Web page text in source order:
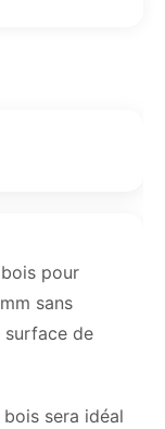
pour
sans
surface de
sera idéal